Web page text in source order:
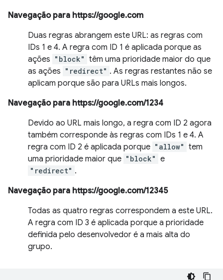
Navegação para https://google.com
Duas regras abrangem este URL: as regras com
IDs 1 e 4. A regra com ID 1 é aplicada porque as
ações "block" têm uma prioridade maior do que
as ações "redirect" . As regras restantes não se
aplicam porque são para URLs mais longos.
Navegação para https://google.com/1234
Devido ao URL mais longo, a regra com ID 2 agora
também corresponde às regras com IDs 1 e 4. A
regra com ID 2 é aplicada porque "allow" tem
uma prioridade maior que "block" e
"redirect" .
Navegação para https://google.com/12345
Todas as quatro regras correspondem a este URL.
A regra com ID 3 é aplicada porque a prioridade
definida pelo desenvolvedor é a mais alta do
grupo.